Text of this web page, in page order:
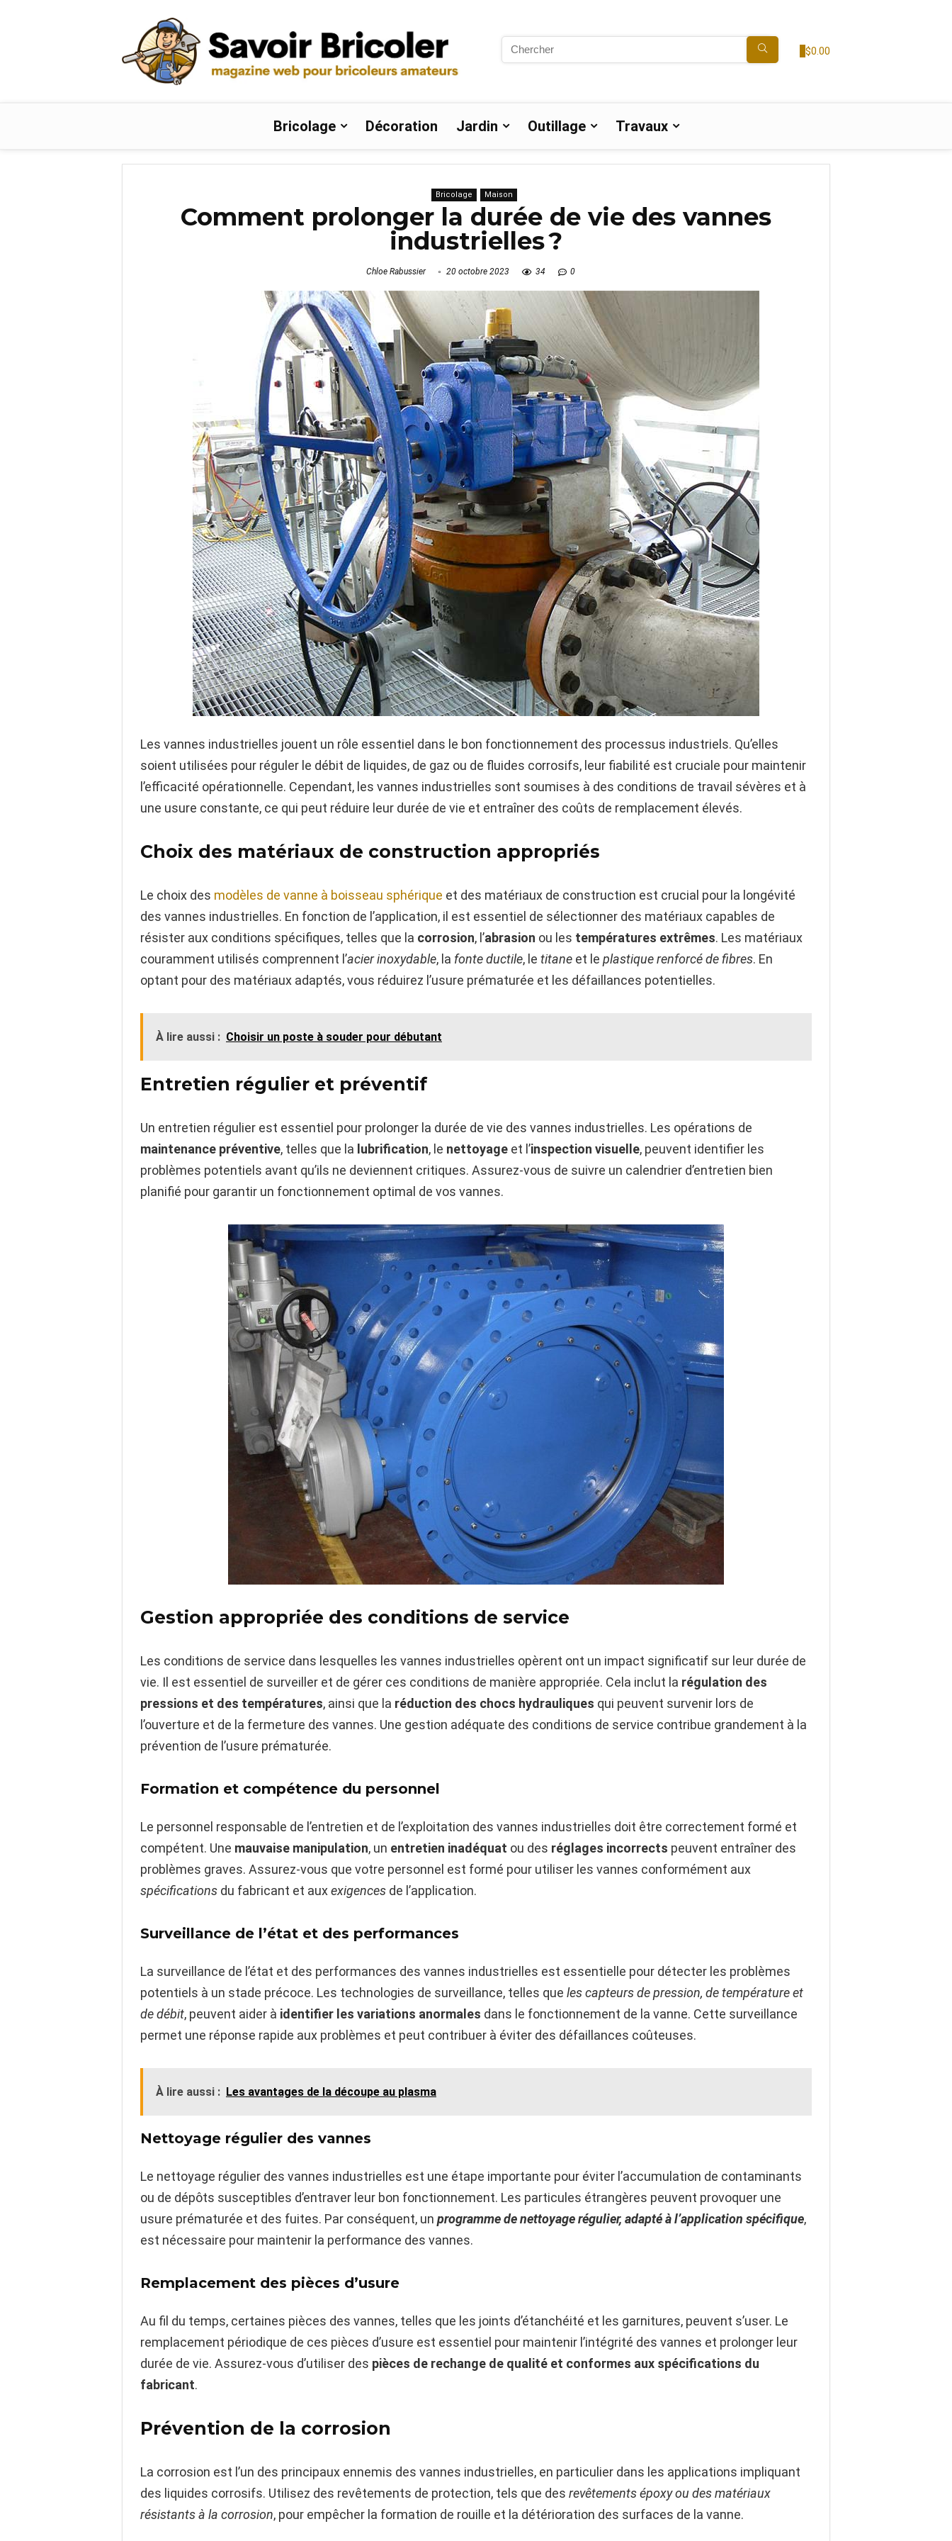
Search
for:
$0.00
Bricolage Décoration Jardin Outillage Travaux
Bricolage Maison
Comment prolonger la durée de vie des vannes
industrielles ?
Chloe Rabussier 20 octobre 2023 34 0
Les vannes industrielles jouent un rôle essentiel dans le bon fonctionnement des processus industriels. Qu’elles
soient utilisées pour réguler le débit de liquides, de gaz ou de fluides corrosifs, leur fiabilité est cruciale pour maintenir
l’efficacité opérationnelle. Cependant, les vannes industrielles sont soumises à des conditions de travail sévères et à
une usure constante, ce qui peut réduire leur durée de vie et entraîner des coûts de remplacement élevés.
Choix des matériaux de construction appropriés
Le choix des modèles de vanne à boisseau sphérique et des matériaux de construction est crucial pour la longévité
des vannes industrielles. En fonction de l’application, il est essentiel de sélectionner des matériaux capables de
résister aux conditions spécifiques, telles que la corrosion, l’abrasion ou les températures extrêmes. Les matériaux
couramment utilisés comprennent l’acier inoxydable, la fonte ductile, le titane et le plastique renforcé de fibres. En
optant pour des matériaux adaptés, vous réduirez l’usure prématurée et les défaillances potentielles.
À lire aussi : Choisir un poste à souder pour débutant
Entretien régulier et préventif
Un entretien régulier est essentiel pour prolonger la durée de vie des vannes industrielles. Les opérations de
maintenance préventive, telles que la lubrification, le nettoyage et l’inspection visuelle, peuvent identifier les
problèmes potentiels avant qu’ils ne deviennent critiques. Assurez-vous de suivre un calendrier d’entretien bien
planifié pour garantir un fonctionnement optimal de vos vannes.
Gestion appropriée des conditions de service
Les conditions de service dans lesquelles les vannes industrielles opèrent ont un impact significatif sur leur durée de
vie. Il est essentiel de surveiller et de gérer ces conditions de manière appropriée. Cela inclut la régulation des
pressions et des températures, ainsi que la réduction des chocs hydrauliques qui peuvent survenir lors de
l’ouverture et de la fermeture des vannes. Une gestion adéquate des conditions de service contribue grandement à la
prévention de l’usure prématurée.
Formation et compétence du personnel
Le personnel responsable de l’entretien et de l’exploitation des vannes industrielles doit être correctement formé et
compétent. Une mauvaise manipulation, un entretien inadéquat ou des réglages incorrects peuvent entraîner des
problèmes graves. Assurez-vous que votre personnel est formé pour utiliser les vannes conformément aux
spécifications du fabricant et auxexigences de l’application.
Surveillance de l’état et des performances
La surveillance de l’état et des performances des vannes industrielles est essentielle pour détecter les problèmes
potentiels à un stade précoce. Les technologies de surveillance, telles que les capteurs de pression, de température et
de débit, peuvent aider à identifier les variations anormales dans le fonctionnement de la vanne. Cette surveillance
permet une réponse rapide aux problèmes et peut contribuer à éviter des défaillances coûteuses.
À lire aussi : Les avantages de la découpe au plasma
Nettoyage régulier des vannes
Le nettoyage régulier des vannes industrielles est une étape importante pour éviter l’accumulation de contaminants
ou de dépôts susceptibles d’entraver leur bon fonctionnement. Les particules étrangères peuvent provoquer une
usure prématurée et des fuites. Par conséquent, un programme de nettoyage régulier, adapté à l’application spécifique,
est nécessaire pour maintenir la performance des vannes.
Remplacement des pièces d’usure
Au fil du temps, certaines pièces des vannes, telles que les joints d’étanchéité et les garnitures, peuvent s’user. Le
remplacement périodique de ces pièces d’usure est essentiel pour maintenir l’intégrité des vannes et prolonger leur
durée de vie. Assurez-vous d’utiliser des pièces de rechange de qualité et conformes aux spécifications du
fabricant.
Prévention de la corrosion
La corrosion est l’un des principaux ennemis des vannes industrielles, en particulier dans les applications impliquant
des liquides corrosifs. Utilisez des revêtements de protection, tels que des revêtements époxy ou des matériaux
résistants à la corrosion, pour empêcher la formation de rouille et la détérioration des surfaces de la vanne.